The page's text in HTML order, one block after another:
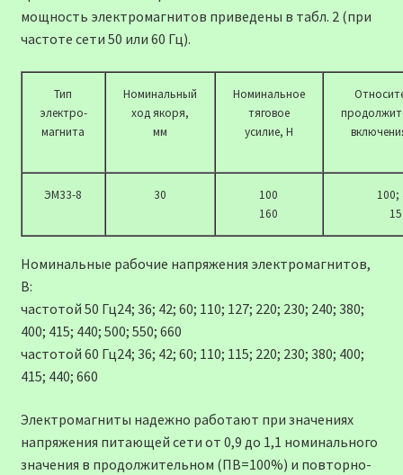
мощность электромагнитов приведены в табл. 2 (при
частоте сети 50 или 60 Гц).
Тип
электро-
магнита
Номинальный
ход якоря,
мм
Номинальное
тяговое
усилие, Н
ЭМ33-8 30
100
160
100;
15
Номинальные рабочие напряжения электромагнитов,
В:
частотой 50 Гц24; 36; 42; 60; 110; 127; 220; 230; 240; 380;
400; 415; 440; 500; 550; 660
частотой 60 Гц24; 36; 42; 60; 110; 115; 220; 230; 380; 400;
415; 440; 660
Электромагниты надежно работают при значениях
напряжения питающей сети от 0,9 до 1,1 номинального
значения в продолжительном (ПВ=100%) и повторно-